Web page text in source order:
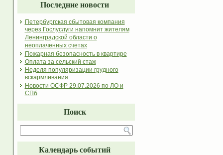
Последние новости
Петербургская сбытовая компания
через Гослуслуги напомнит жителям
Ленинградской области о
неоплаченных счетах
Пожарная безопасность в квартире
Оплата за сельский стаж
Неделя популяризации грудного
вскармливания
Новости ОСФР 29.07.2026 по ЛО и
СПб
Поиск
Календарь событий